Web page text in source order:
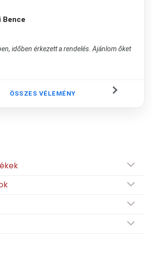
Bence
időben érkezett a rendelés. Ajánlom őket
ÖSSZES VÉLEMÉNY